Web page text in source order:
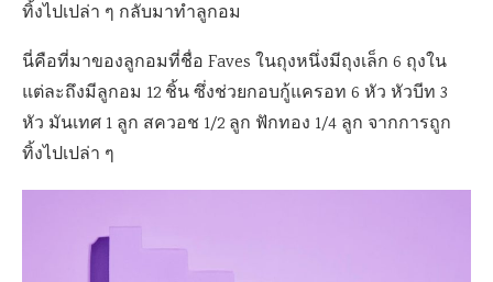
ทิ้งไปเปล่า ๆ กลับมาทำลูกอม
นี่คือที่มาของลูกอมที่ชื่อ Faves ในถุงหนึ่งมีถุงเล็ก 6 ถุงใน
แต่ละถึงมีลูกอม 12 ชิ้น ซึ่งช่วยกอบกู้แครอท 6 หัว หัวบีท 3
หัว มันเทศ 1 ลูก สควอช 1/2 ลูก ฟักทอง 1/4 ลูก จากการถูก
ทิ้งไปเปล่า ๆ